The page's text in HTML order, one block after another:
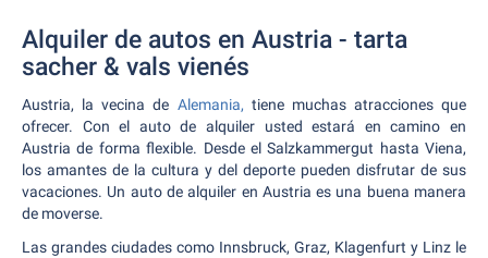
Alquiler de autos en Austria - tarta
sacher & vals vienés
Austria, la vecina de Alemania, tiene muchas atracciones que
ofrecer. Con el auto de alquiler usted estará en camino en
Austria de forma flexible. Desde el Salzkammergut hasta Viena,
los amantes de la cultura y del deporte pueden disfrutar de sus
vacaciones. Un auto de alquiler en Austria es una buena manera
de moverse.
Las grandes ciudades como Innsbruck, Graz, Klagenfurt y Linz le